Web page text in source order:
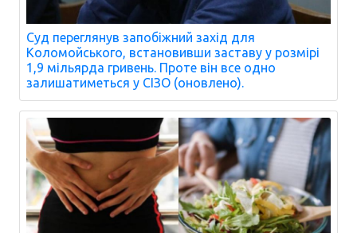
Суд переглянув запобіжний захід для
Коломойського, встановивши заставу у розмірі
1,9 мільярда гривень. Проте він все одно
залишатиметься у СІЗО (оновлено).